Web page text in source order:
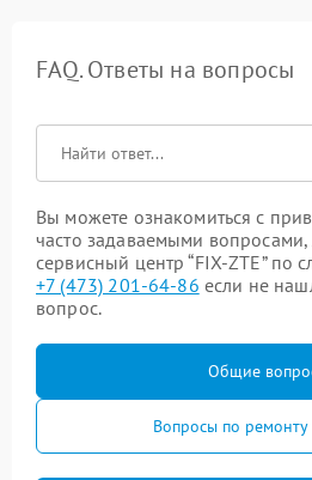
FAQ. Ответы на вопросы
Вы можете ознакомиться с
часто задаваемыми вопросами,
сервисный центр “FIX-ZTE” по
+7 (473) 201-64-86 если не
вопрос.
Общие
Вопросы по ремонту